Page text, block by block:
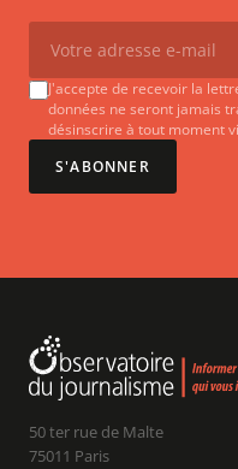
J'accepte de recevoir la
données ne seront jamais
désinscrire à tout moment
S'ABONNER
50 ter rue de Malte
75011 Paris